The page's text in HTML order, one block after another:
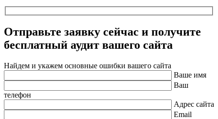
Отправьте заявку сейчас и получите
бесплатный аудит вашего сайта
Найдем и укажем основные ошибки вашего сайта
Ваше имя
Ваш
телефон
Адрес сайта
Email